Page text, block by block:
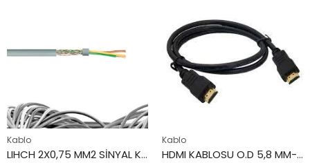
Kablo
LIHCH 2X0,75 MM2 SİNYAL KONTROL KABLOSU GRİ
Kablo
HDMI KABLOSU O.D 5,8 MM-3 MT